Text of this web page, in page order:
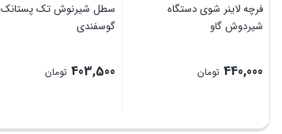
فرچه لاینر شوی دستگاه
شیردوش گاو
440,000 تومان
بستن
سطل شیرنوش تک پستانک
گوسفندی
403,500 تومان
بستن